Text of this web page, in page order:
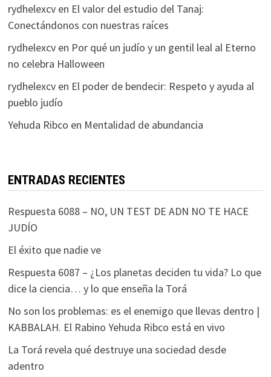
rydhelexcven El valor del estudio del Tanaj:
Conectándonos con nuestras raíces
rydhelexcven Por qué un judío y un gentil leal al Eterno
no celebra Halloween
rydhelexcven El poder de bendecir: Respeto y ayuda al
pueblo judío
Yehuda Ribco en Mentalidad de abundancia
ENTRADAS RECIENTES
Respuesta 6088 – NO, UN TEST DE ADN NO TE HACE
JUDÍO
El éxito que nadie ve
Respuesta 6087 – ¿Los planetas deciden tu vida? Lo que
dice la ciencia… y lo que enseña la Torá
No son los problemas: es el enemigo que llevas dentro |
KABBALAH. El Rabino Yehuda Ribco está en vivo
La Torá revela qué destruye una sociedad desde
adentro